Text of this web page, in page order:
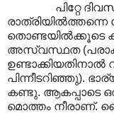
പിറ്റേ
രാത്രിയിൽത്തന്നെ
തൊണ്ടയിൽക്കൂടെ
അസ്വസ്ഥത
പിന്നീടറിഞ്ഞു).
കണ്ടു. ആകപ്പാടെ
മൊത്തം നീരാണ്.